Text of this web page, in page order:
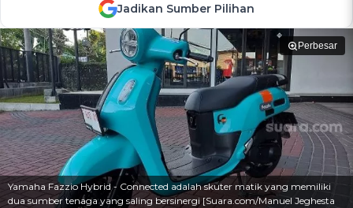
Jadikan Sumber Pilihan
Perbesar
Yamaha Fazzio Hybrid - Connected adalah skuter matik yang memiliki
dua sumber tenaga yang saling bersinergi [Suara.com/Manuel Jeghesta